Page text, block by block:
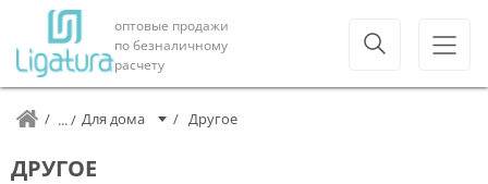
оптовые продажи
по безналичному
расчету
Для дома Другое
ДРУГОЕ